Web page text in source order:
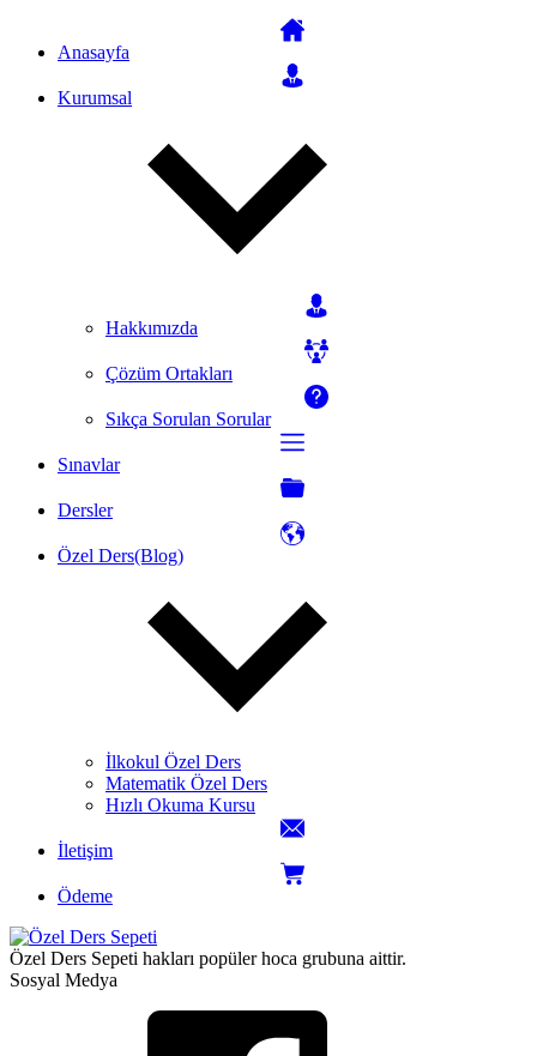
Anasayfa
Kurumsal
Hakkımızda
Çözüm Ortakları
Sıkça Sorulan Sorular
Sınavlar
Dersler
Özel Ders(Blog)
İlkokul Özel Ders
Matematik Özel Ders
Hızlı Okuma Kursu
İletişim
Ödeme
Özel Ders Sepeti hakları popüler hoca grubuna aittir.
Sosyal Medya